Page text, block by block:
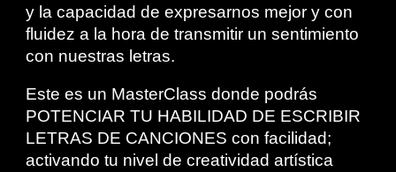
y la capacidad de expresarnos mejor y con
fluidez a la hora de transmitir un sentimiento
con nuestras letras.
Este es un MasterClass donde podrás
POTENCIAR TU HABILIDAD DE ESCRIBIR
LETRAS DE CANCIONES con facilidad;
activando tu nivel de creatividad artística